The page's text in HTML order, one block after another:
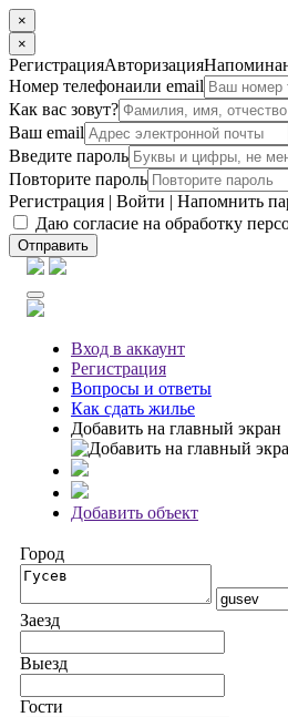
×
×
РегистрацияАвторизация
Номер телефонаили email
Как вас зовут?
Ваш email
Введите пароль
Повторите пароль
Регистрация | Войти | Напомнить
Даю согласие на обработку
Отправить
Вход в аккаунт
Регистрация
Вопросы и ответы
Как сдать жилье
Добавить на главный экран
Добавить объект
Город
Заезд
Выезд
Гости